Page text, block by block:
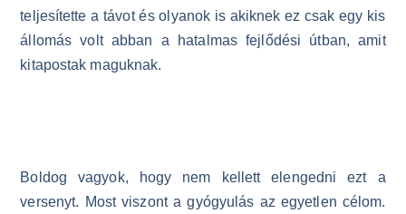
teljesítette a távot és olyanok is akiknek ez csak egy kis
állomás volt abban a hatalmas fejlődési útban, amit
kitapostak maguknak.
Boldog vagyok, hogy nem kellett elengedni ezt a
versenyt. Most viszont a gyógyulás az egyetlen célom.